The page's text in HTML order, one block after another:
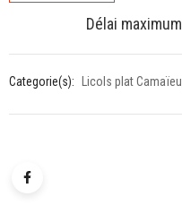
Délai
Categorie(s): Licols plat Camaïeu